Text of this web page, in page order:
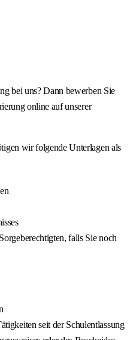
bei uns? Dann bewerben Sie
online auf unserer
wir folgende Unterlagen als
falls Sie noch
seit der Schulentlassung